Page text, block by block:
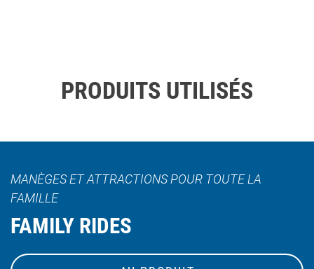
PRODUITS UTILISÉS
MANÈGES ET ATTRACTIONS POUR TOUTE LA
FAMILLE
FAMILY RIDES